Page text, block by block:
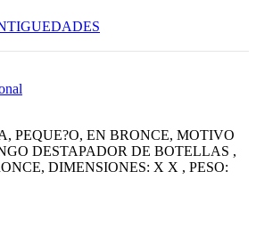
PEQUE?O, EN BRONCE, MOTIVO
DESTAPADOR DE BOTELLAS ,
DIMENSIONES: X X , PESO: